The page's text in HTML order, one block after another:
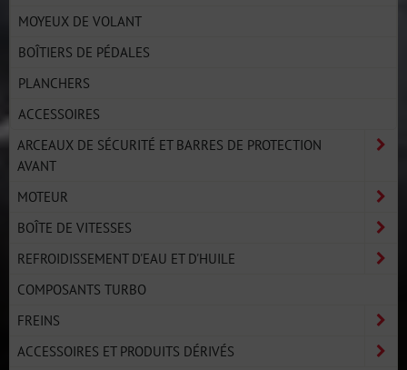
MOYEUX DE VOLANT
BOÎTIERS DE PÉDALES
PLANCHERS
ACCESSOIRES
ARCEAUX DE SÉCURITÉ ET BARRES DE PROTECTION
AVANT
MOTEUR
BOÎTE DE VITESSES
REFROIDISSEMENT D'EAU ET D'HUILE
COMPOSANTS TURBO
FREINS
ACCESSOIRES ET PRODUITS DÉRIVÉS